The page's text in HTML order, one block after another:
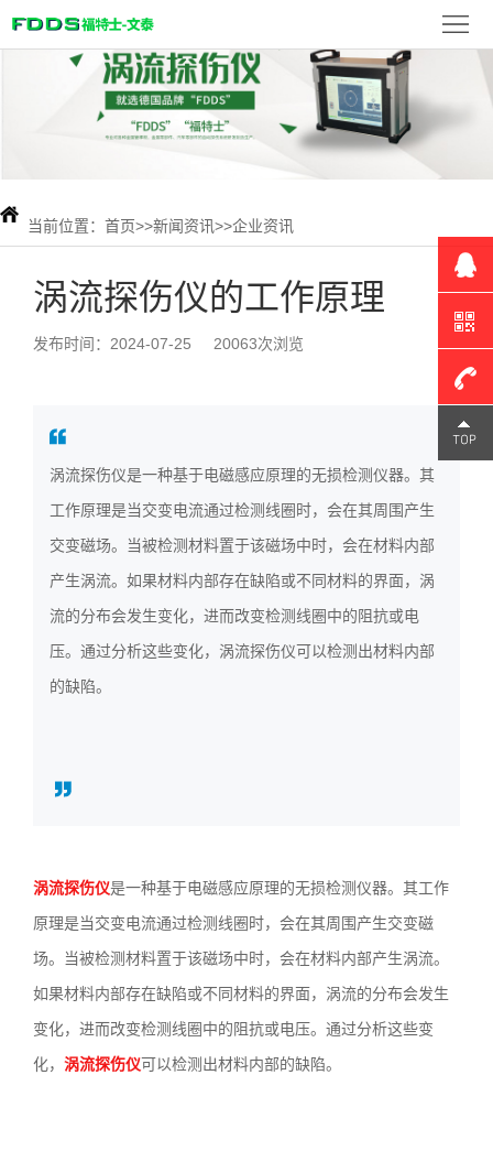
首
品
展
新
闻
检 当前位置： 首页>>新闻资讯>>企业资讯
涡流探伤仪的工作原理
发布时间：2024-07-25 20063次浏览
涡流探伤仪是一种基于电磁感应原理的无损检测仪器。其
工作原理是当交变电流通过检测线圈时，会在其周围产生
交变磁场。当被检测材料置于该磁场中时，会在材料内部
产生涡流。如果材料内部存在缺陷或不同材料的界面，涡
流的分布会发生变化，进而改变检测线圈中的阻抗或电
压。通过分析这些变化，涡流探伤仪可以检测出材料内部
的缺陷。
涡流探伤仪是一种基于电磁感应原理的无损检测仪器。其工作
原理是当交变电流通过检测线圈时，会在其周围产生交变磁
场。当被检测材料置于该磁场中时，会在材料内部产生涡流。
如果材料内部存在缺陷或不同材料的界面，涡流的分布会发生
变化，进而改变检测线圈中的阻抗或电压。通过分析这些变
化， 涡流探伤仪可以检测出材料内部的缺陷。
180-